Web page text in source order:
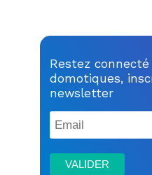
Restez
domotiques,
newsletter